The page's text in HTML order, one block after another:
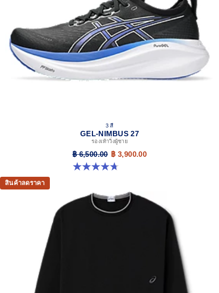
3 สี
GEL-NIMBUS 27
รองเท้าวิ่งผู้ชาย
฿ 6,500.00 ฿ 3,900.00
4.7 จาก 5 ดาว 830 รีวิว
สินค้าลดราคา